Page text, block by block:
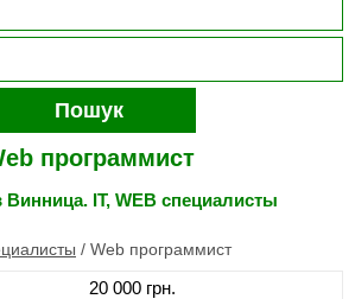
Пошук
программист
Винница. IT, WEB специалисты
/ Web программист
20 000 грн.